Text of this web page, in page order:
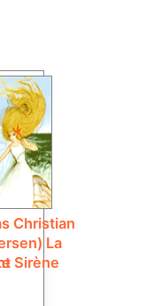
Christian
La
Sirène